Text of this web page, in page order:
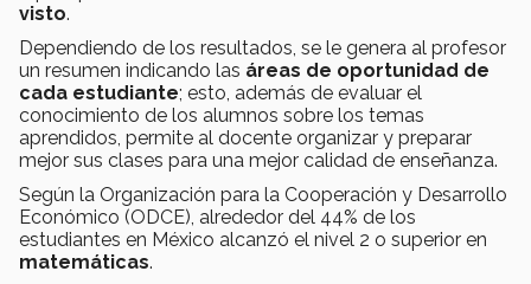
visto.
Dependiendo de los resultados, se le genera al profesor
un resumen indicando las áreas de oportunidad de
cada estudiante; esto, además de evaluar el
conocimiento de los alumnos sobre los temas
aprendidos, permite al docente organizar y preparar
mejor sus clases para una mejor calidad de enseñanza.
Según la Organización para la Cooperación y Desarrollo
Económico (ODCE), alrededor del 44% de los
estudiantes en México alcanzó el nivel 2 o superior en
matemáticas.